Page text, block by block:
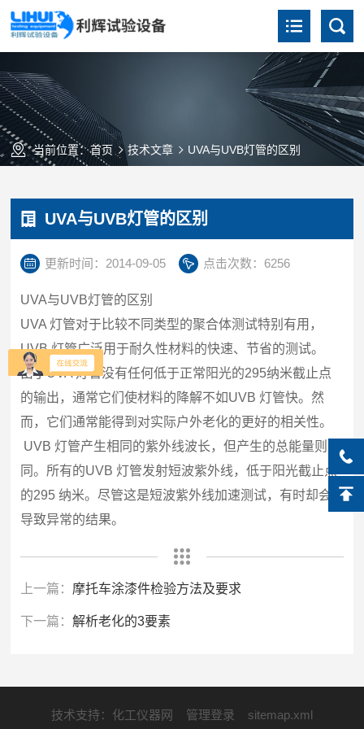
当前位置：首页 技术文章 UVA与UVB灯管的区别
UVA与UVB灯管的区别
更新时间：2014-09-05 点击次数：6256
UVA与UVB灯管的区别
UVA 灯管对于比较不同类型的聚合体测试特别有用，
UVB灯管广泛用于耐久性材料的快速、节省的测试。
由于UVA灯管没有任何低于正常阳光的295纳米截止点
的输出，通常它们使材料的降解不如UVB 灯管快。然
而，它们通常能得到对实际户外老化的更好的相关性。
UVB 灯管产生相同的紫外线波长，但产生的总能量则不
同。所有的UVB 灯管发射短波紫外线，低于阳光截止点
的295纳米。尽管这是短波紫外线加速测试，有时却会
导致异常的结果。
上一篇： 摩托车涂漆件检验方法及要求
下一篇：解析老化的3要素
技术支持： 化工仪器网 管理登录 sitemap.xml